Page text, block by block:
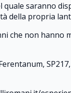
saranno
della propria
che non